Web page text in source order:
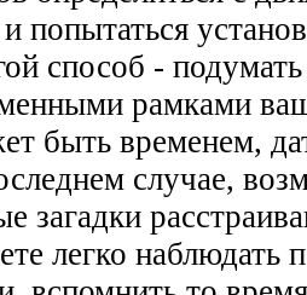
попытаться
способ -
рамками
быть временем,
случае,
загадки
легко наблюдать